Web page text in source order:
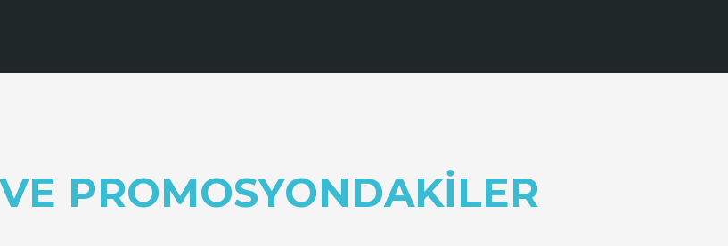
PROMOSYONDAKILER